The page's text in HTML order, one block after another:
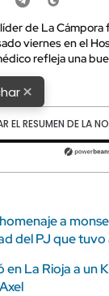
de La
viernes en el
refleja una
×
EL RESUMEN DE LA
transcurrido: 0
a
del PJ que
La Rioja a un